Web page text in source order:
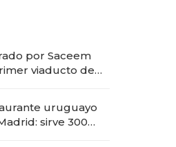
por Saceem
viaducto de
uruguayo
sirve 300